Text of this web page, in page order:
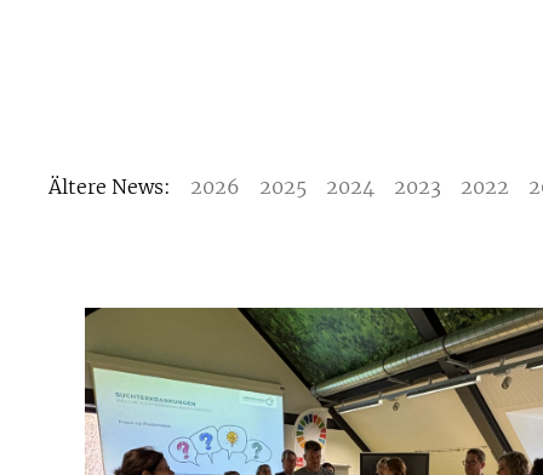
Ältere News: 2026 2025 2024 2023 2022